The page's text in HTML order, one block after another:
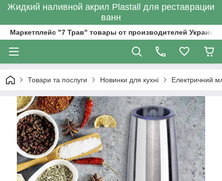
Жидкий наливной акрил Plastall для реставрации
ванн
Маркетплейс "7 Трав" товары от производителей
Товари та послуги Новинки для кухні Електричний